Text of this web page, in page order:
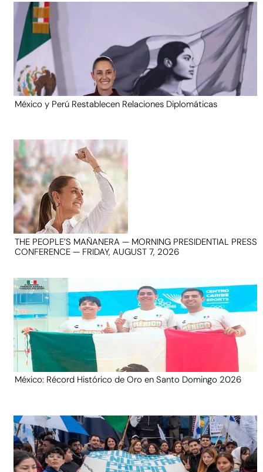
México y Perú Restablecen Relaciones Diplomáticas
THE PEOPLE’S MAÑANERA — MORNING PRESIDENTIAL PRESS
CONFERENCE — FRIDAY, AUGUST 7, 2026
México: Récord Histórico de Oro en Santo Domingo 2026